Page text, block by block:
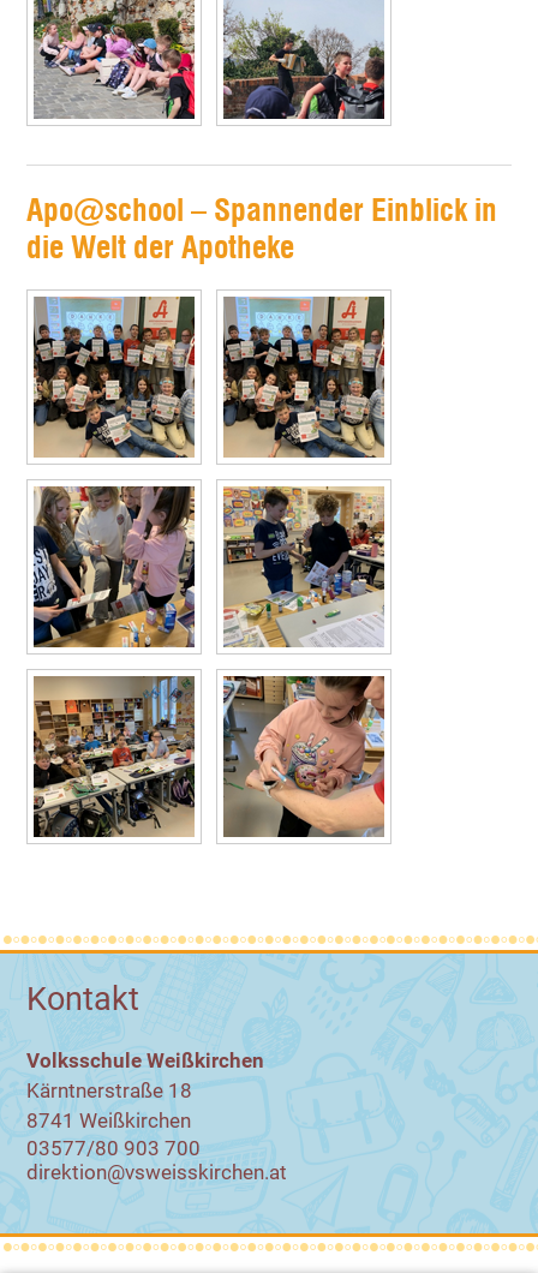
Apo@school – Spannender Einblick in
die Welt der Apotheke
Kontakt
Volksschule Weißkirchen
Kärntnerstraße 18
8741 Weißkirchen
03577/80 903 700
direktion@vsweisskirchen.at